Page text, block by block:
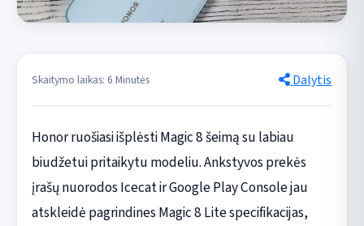
Skaitymo laikas: 6 Minutės Dalytis
Honor ruošiasi išplėsti Magic 8 šeimą su labiau
biudžetui pritaikytu modeliu. Ankstyvos prekės
įrašų nuorodos Icecat ir Google Play Console jau
atskleidė pagrindines Magic 8 Lite specifikacijas,